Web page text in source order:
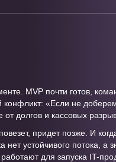
MVP почти готов,
конфликт: «Если не
долгов и кассовых
придет позже. И
устойчивого потока, а
для запуска IT-